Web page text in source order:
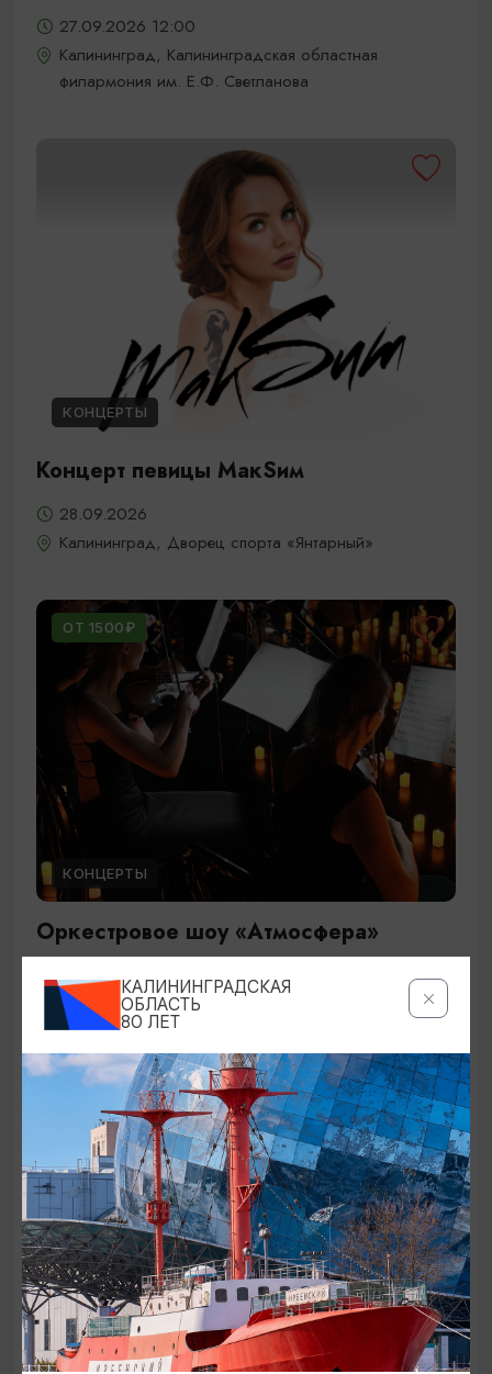
27.09.2026 12:00
Калининград, Калининградская областная
филармония им. Е.Ф. Светланова
КОНЦЕРТЫ
Концерт певицы МакSим
28.09.2026
Калининград, Дворец спорта «Янтарный»
ОТ 1500₽
КОНЦЕРТЫ
Оркестровое шоу «Атмосфера»
29.09.2026 19:00
Калининград, Дворец культуры железнодорожников
ОТ 1500₽
КОНЦЕРТЫ
КАЛИНИНГРАДСКАЯ
ОБЛАСТЬ
80 ЛЕТ